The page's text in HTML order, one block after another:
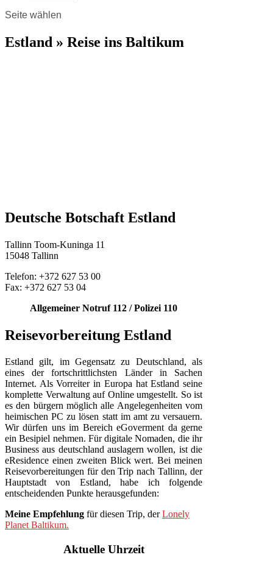
Seite wählen
Estland » Reise ins Baltikum
Deutsche Botschaft Estland
Tallinn Toom-Kuninga 11
15048 Tallinn
Telefon: +372 627 53 00
Fax: +372 627 53 04
Allgemeiner Notruf 112 / Polizei 110
Reisevorbereitung Estland
Estland gilt, im Gegensatz zu Deutschland, als
eines der fortschrittlichsten Länder in Sachen
Internet. Als Vorreiter in Europa hat Estland seine
komplette Verwaltung auf Online umgestellt. So ist
es den bürgern möglich alle Angelegenheiten vom
heimischen PC zu lösen statt im amt zu versauern.
Wir dürfen uns im Bereich eGoverment da gerne
ein Besipiel nehmen. Für digitale Nomaden, die ihr
Business aus deutschland auslagern wollen, ist die
eResidence einen zweiten Blick wert. Bei meinen
Reisevorbereitungen für den Trip nach Tallinn, der
Hauptstadt von Estland, habe ich folgende
entscheidenden Punkte herausgefunden:
Meine Empfehlung für diesen Trip, derLonely
Planet Baltikum.
Aktuelle Uhrzeit